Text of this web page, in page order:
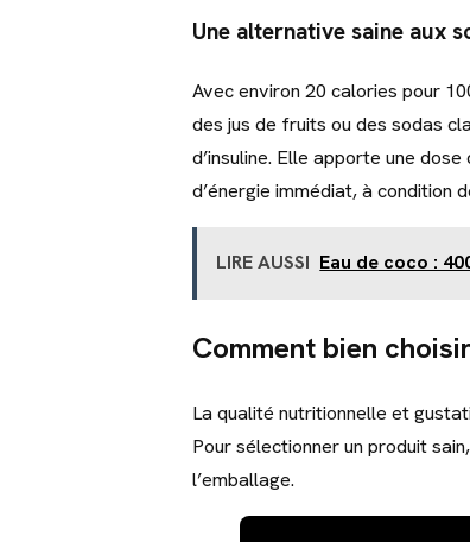
Une alternative saine aux
Avec environ 20 calories pour
des jus de fruits ou des sodas
d’insuline. Elle apporte une
d’énergie immédiat, à condition
LIRE AUSSI Eau de coco :
Comment bien
La qualité nutritionnelle et
Pour sélectionner un produit
l’emballage.